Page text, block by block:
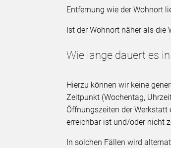
Entfernung wie der Wohnort
Ist der Wohnort näher als die
Wie lange dauert es
Hierzu können wir keine
Zeitpunkt (Wochentag,
Öffnungszeiten der
erreichbar ist und/oder nicht
In solchen Fällen wird